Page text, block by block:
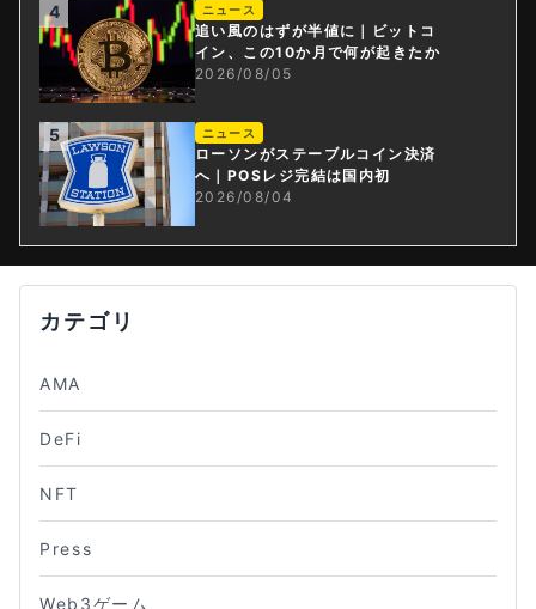
4 ニュース
追い風のはずが半値に｜ビットコ
イン、この10か月で何が起きたか
2026/08/05
5 ニュース
ローソンがステーブルコイン決済
へ｜POSレジ完結は国内初
2026/08/04
カテゴリ
AMA
DeFi
NFT
Press
Web3ゲーム